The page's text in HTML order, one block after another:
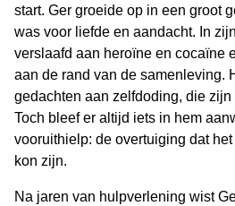
start. Ger groeide op in een groot
was voor liefde en aandacht. In
verslaafd aan heroïne en cocaïne
aan de rand van de samenleving.
gedachten aan zelfdoding, die
Toch bleef er altijd iets in hem
vooruithielp: de overtuiging dat
kon zijn.
Na jaren van hulpverlening wist